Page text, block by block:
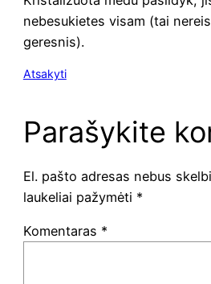
nebe­su­kie­tes visam (tai
geresnis).
Atsakyti
Parašykite
El. pašto adresas nebus
laukeliai pažymėti *
Komentaras *